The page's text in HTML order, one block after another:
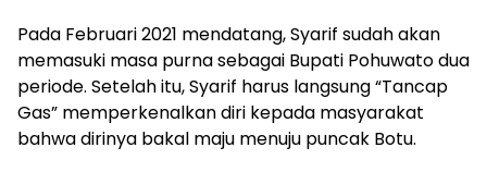
Pada Februari 2021 mendatang, Syarif sudah akan
memasuki masa purna sebagai Bupati Pohuwato dua
periode. Setelah itu, Syarif harus langsung “Tancap
Gas” memperkenalkan diri kepada masyarakat
bahwa dirinya bakal maju menuju puncak Botu.